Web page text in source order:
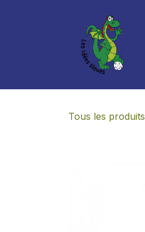
Tous les produits